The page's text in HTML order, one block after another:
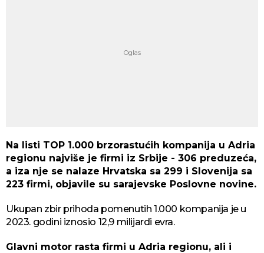
Na listi TOP 1.000 brzorastućih kompanija u Adria
regionu najviše je firmi iz Srbije - 306 preduzeća,
a iza nje se nalaze Hrvatska sa 299 i Slovenija sa
223 firmi, objavile su sarajevske Poslovne novine.
Ukupan zbir prihoda pomenutih 1.000 kompanija je u
2023. godini iznosio 12,9 milijardi evra.
Glavni motor rasta firmi u Adria regionu, ali i